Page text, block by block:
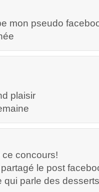
mon pseudo
plaisir
ce concours!
partagé le post
qui parle des